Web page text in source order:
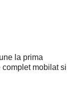
la prima
mobilat si